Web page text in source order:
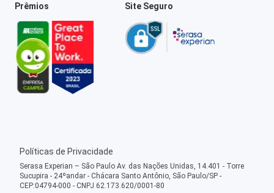
Prêmios Site Seguro
Políticas de Privacidade
Serasa Experian – São Paulo Av. das Nações Unidas, 14.401 - Torre
Sucupira - 24ºandar - Chácara Santo Antônio, São Paulo/SP -
CEP:04794-000 - CNPJ 62.173.620/0001-80